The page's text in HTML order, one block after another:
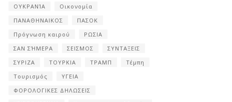
ΟΥΚΡΑΝΊΑ
Οικονομία
ΠΑΝΑΘΗΝΑΙΚΟΣ
ΠΑΣΟΚ
Πρόγνωση καιρού
ΡΩΣΙΑ
ΣΑΝ ΣΉΜΕΡΑ
ΣΕΙΣΜΟΣ
ΣΥΝΤΑΞΕΙΣ
ΣΥΡΙΖΑ
ΤΟΥΡΚΙΑ ΤΡΑΜΠ
Τέμπη
Τουρισμός
ΥΓΕΙΑ
ΦΟΡΟΛΟΓΙΚΕΣ ΔΗΛΩΣΕΙΣ